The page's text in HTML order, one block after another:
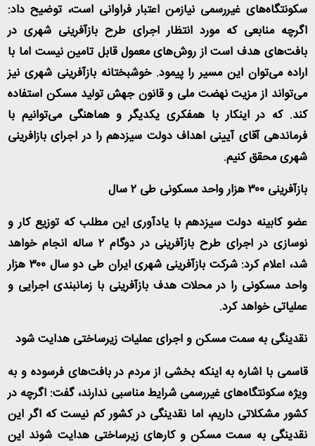
سکونتگاه‌های غیررسمی نیازمن اعتبار فراوانی است، توضیح داد:
اگرچه منابعی که مورد انتظار اجرای طرح بازآفرینی شهری در
بافت‌های هدف است از رو‌ش‌های معمول قابل تامین نیست اما با
اراده می‌توان این مسیر را پیمود. خوشبختانه بازآفرینی شهری نیز
می‌تواند از مزیت نهضت ملی و قانون جهش تولید مسکن استفاده
کند. که در اینکار با همفکری یکدیگر و هماهنگی می‌توانیم با
فرماندهی آقای آیینی اهداف دولت سیزدهم را در اجرای بازافرینی
شهری محقق کنیم.
بازآفرینی ۳۰۰ هزار واحد مسکونی طی ۲ سال
عضو کابینه دولت سیزدهم با یادآوری این مطلب که توزیع کار و
نوسازی در اجرای طرح بازآفرینی در دوگام ۲ ساله انجام خواهد
شد، اعلام کرد: شرکت بازآفرینی شهری ایران طی دو سال ۳۰۰ هزار
واحد مسکونی را در محلات هدف بازآفرینی با زمانبندی اجرایی و
عملیاتی خواهد کرد.
نقدینگی به سمت مسکن و اجرای عملیات زیرساختی هدایت شود
قاسمی با اشاره به اینکه بخشی از مردم در بافت‌های فرسوده و به
ویژه سکونتگاه‌های غیررسمی شرایط مناسبی ندارند، گفت: اگرچه در
کشور مشکلاتی داریم، اما نقدینگی در کشور کم نیست که اگر این
نقدینگی به سمت مسکن و کارهای زیرساختی هدایت شوند این